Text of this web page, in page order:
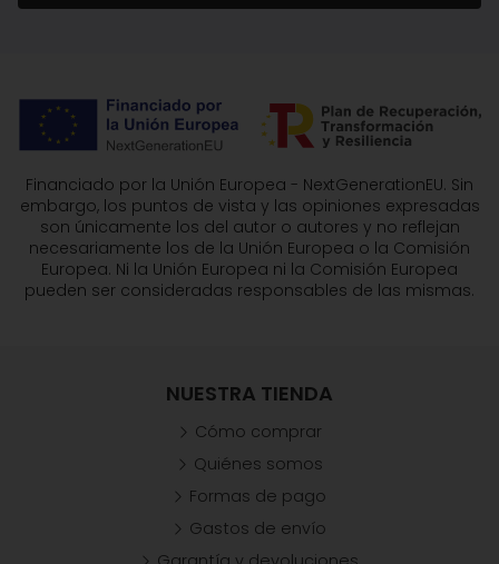
Financiado por la Unión Europea - NextGenerationEU. Sin
embargo, los puntos de vista y las opiniones expresadas
son únicamente los del autor o autores y no reflejan
necesariamente los de la Unión Europea o la Comisión
Europea. Ni la Unión Europea ni la Comisión Europea
pueden ser consideradas responsables de las mismas.
NUESTRA TIENDA
Cómo comprar
Quiénes somos
Formas de pago
Gastos de envío